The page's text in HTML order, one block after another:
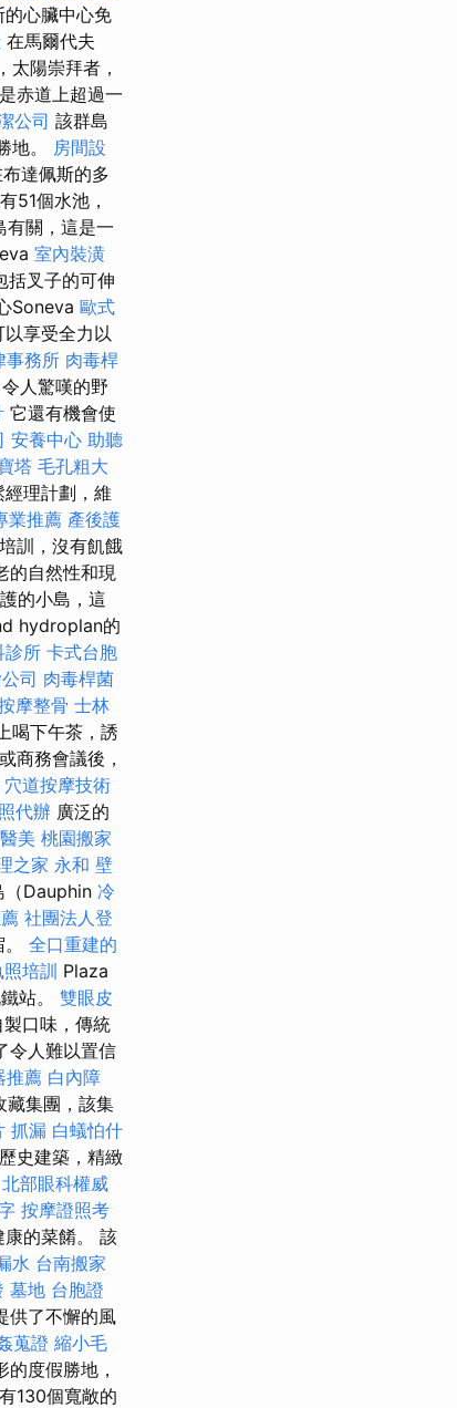
心臟中心免
在馬爾代夫
太陽崇拜者，
赤道上超過一
公司 該群島
地。 房間設
達佩斯的多
51個水池，
有關，這是一
室內裝潢
括叉子的可伸
Soneva 歐式
享受全力以
事務所 肉毒桿
人驚嘆的野
它還有機會使
安養中心 助聽
塔 毛孔粗大
理計劃，維
業推薦 產後護
訓，沒有飢餓
的自然性和現
的小島，這
hydroplan的
診所 卡式台胞
司 肉毒桿菌
摩整骨 士林
喝下午茶，誘
商務會議後，
穴道按摩技術
代辦 廣泛的
醫美 桃園搬家
之家 永和 壁
（Dauphin 冷
社團法人登
全口重建的
培訓 Plaza
站。 雙眼皮
口味，傳統
令人難以置信
推薦 白內障
藏集團，該集
抓漏 白蟻怕什
史建築，精緻
北部眼科權威
按摩證照考
的菜餚。 該
水 台南搬家
墓地 台胞證
供了不懈的風
蒐證 縮小毛
度假勝地，
130個寬敞的